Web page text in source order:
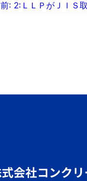
前: 2:ＬＬＰがＪＩＳ